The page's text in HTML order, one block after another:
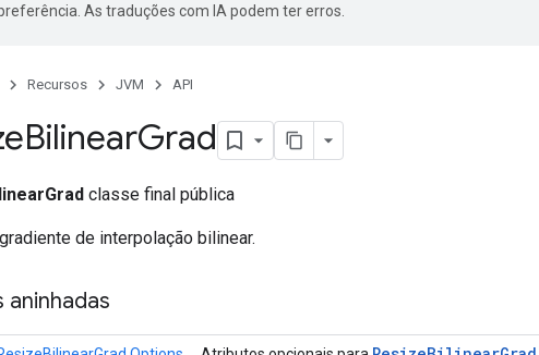
As traduções com IA podem ter erros.
Recursos JVM API
BilinearGrad
classe final pública
de interpolação bilinear.
aninhadas